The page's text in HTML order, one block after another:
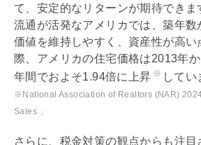
て、安定的なリターンが期待できま
流通が活発なアメリカでは、築年数
価値を維持しやすく、資産性が高い
際、アメリカの住宅価格は2013年
年間でおよそ1.94倍に上昇 ※ してい
※National Association of Realtors (NAR)
Sales 」
さらに、税金対策の観点からも注目